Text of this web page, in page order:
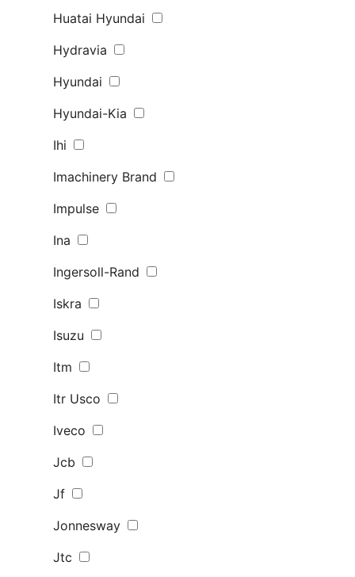
Huatai Hyundai
Hydravia
Hyundai
Hyundai-Kia
Ihi
Imachinery Brand
Impulse
Ina
Ingersoll-Rand
Iskra
Isuzu
Itm
Itr Usco
Iveco
Jcb
Jf
Jonnesway
Jtc